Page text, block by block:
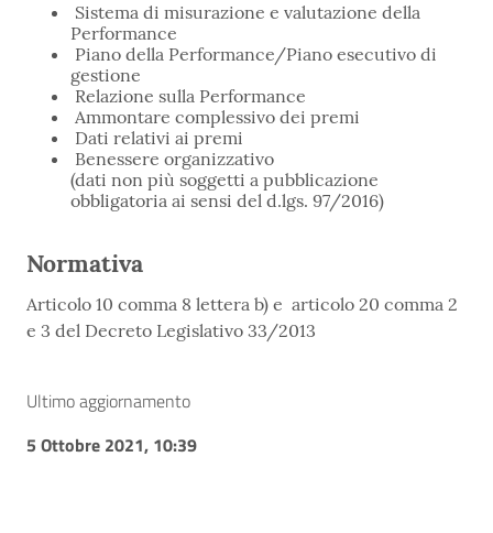
Sistema di misurazione e valutazione della
Performance
Piano della Performance/Piano esecutivo di
gestione
Relazione sulla Performance
Ammontare complessivo dei premi
Dati relativi ai premi
Benessere organizzativo
(dati non più soggetti a pubblicazione
obbligatoria ai sensi del d.lgs. 97/2016)
Normativa
Articolo 10 comma 8 lettera b) e articolo 20 comma 2
e 3 del Decreto Legislativo 33/2013
Ultimo aggiornamento
5 Ottobre 2021, 10:39